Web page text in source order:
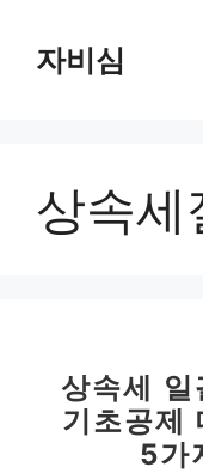
자비심
상속세
상속세 일
기초공제
5가